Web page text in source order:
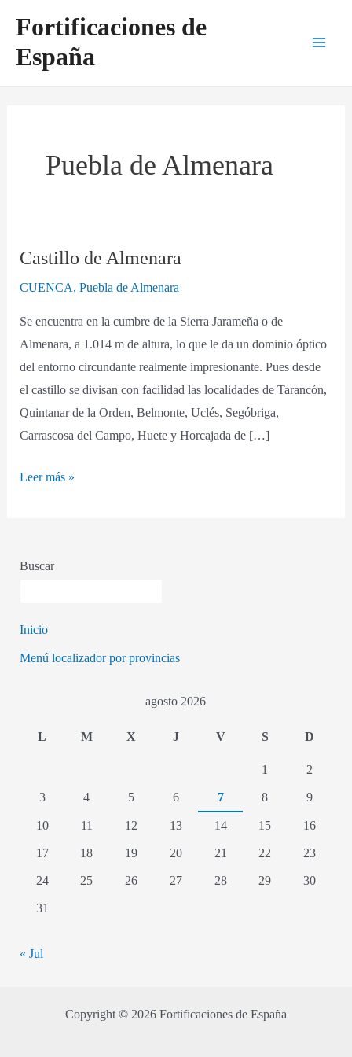
contenido
Fortificaciones de
España
Puebla de Almenara
Castillo de Almenara
CUENCA,Puebla de Almenara
Se encuentra en la cumbre de la Sierra Jarameña o de
Almenara, a 1.014 m de altura, lo que le da un dominio óptico
del entorno circundante realmente impresionante. Pues desde
el castillo se divisan con facilidad las localidades de Tarancón,
Quintanar de la Orden, Belmonte, Uclés, Segóbriga,
Carrascosa del Campo, Huete y Horcajada de […]
Castillo
Leer más »
Buscar
Inicio
Menú localizador por provincias
agosto 2026
L M X J V S D
1
2
3
4 5 6 7 8
9
10
11 12 13 14 15
16
17
18 19 20 21 22
23
24
25 26 27 28 29
30
31
« Jul
Copyright © 2026 Fortificaciones de España